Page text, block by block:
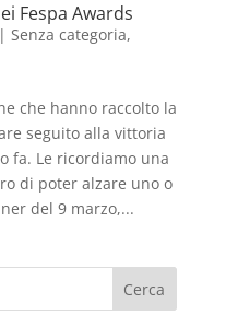
Fespa Awards
Senza categoria,
che hanno raccolto la
seguito alla vittoria
fa. Le ricordiamo una
di poter alzare uno o
del 9 marzo,...